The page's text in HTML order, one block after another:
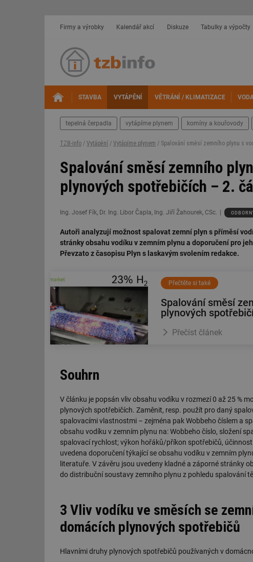
Firmy a výrobky Kalendář akcí Diskuze Tabulky a výpočty
STAVBA VYTÁPĚNÍ VĚTRÁNÍ / KLIMATIZACE
tepelná čerpadla vytápíme plynem komíny a kouřovody
TZB-info / Vytápění / Vytápíme plynem / Spalování směsí zemního plynu s
Spalování směsí zemního
plynových spotřebičích – 2.
Ing. Josef Fík, Dr. Ing. Libor Čapla, Ing. Jiří Žahourek, CSc.
Autoři analyzují možnost spalovat zemní plyn s příměsí
stránky obsahu vodíku v zemním plynu a doporučení pro
Převzato z časopisu Plyn s laskavým svolením redakce.
Přečtěte si také
Spalování směsí
plynových
Přečíst článek
Souhrn
V článku je popsán vliv obsahu vodíku v rozmezí 0 až 25 %
plynových spotřebičích. Zaměnit, resp. použít pro daný
spalovacími vlastnostmi – zejména pak Wobbeho číslem a
obsahu vodíku v zemním plynu na: Wobbeho číslo, složení
spalovací rychlost; výkon hořáků/příkon spotřebičů,
uvedena doporučení týkající se obsahu vodíku v zemním
literatuře. V závěru jsou uvedeny kladné a záporné stránky
do distribuční soustavy zemního plynu z pohledu spalování
3 Vliv vodíku ve směsích se
domácích plynových spotřebičů
Hlavními druhy plynových spotřebičů používaných v